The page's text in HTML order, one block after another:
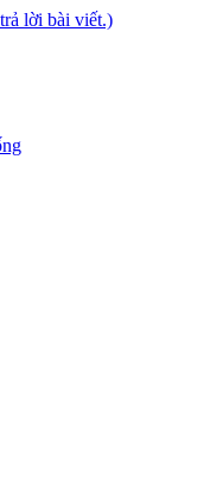
lời bài viết.)